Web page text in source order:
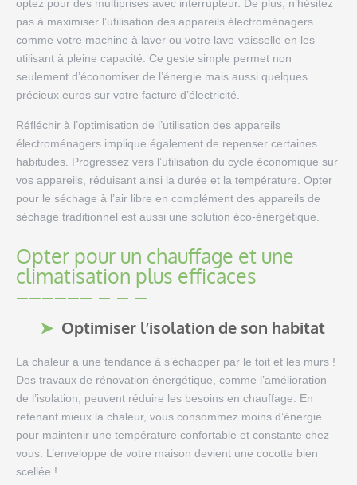
optez pour des multiprises avec interrupteur. De plus, n’hésitez
pas à maximiser l’utilisation des appareils électroménagers
comme votre machine à laver ou votre lave-vaisselle en les
utilisant à pleine capacité. Ce geste simple permet non
seulement d’économiser de l’énergie mais aussi quelques
précieux euros sur votre facture d’électricité.
Réfléchir à l’optimisation de l’utilisation des appareils
électroménagers implique également de repenser certaines
habitudes. Progressez vers l’utilisation du cycle économique sur
vos appareils, réduisant ainsi la durée et la température. Opter
pour le séchage à l’air libre en complément des appareils de
séchage traditionnel est aussi une solution éco-énergétique.
Opter pour un chauffage et une
climatisation plus efficaces
Optimiser l’isolation de son habitat
La chaleur a une tendance à s’échapper par le toit et les murs !
Des travaux de rénovation énergétique, comme l’amélioration
de l’isolation, peuvent réduire les besoins en chauffage. En
retenant mieux la chaleur, vous consommez moins d’énergie
pour maintenir une température confortable et constante chez
vous. L’enveloppe de votre maison devient une cocotte bien
scellée !